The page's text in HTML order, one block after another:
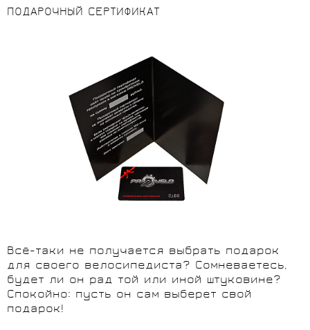
ПОДАРОЧНЫЙ СЕРТИФИКАТ
Всё-таки не получается выбрать подарок
для своего велосипедиста? Сомневаетесь,
будет ли он рад той или иной штуковине?
Спокойно: пусть он сам выберет свой
подарок!